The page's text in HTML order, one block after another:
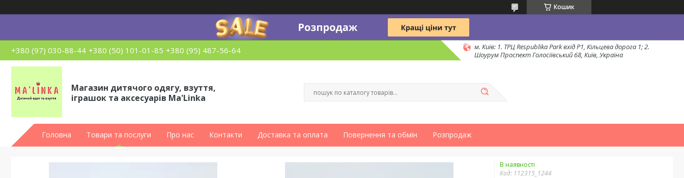
Кошик
+380 (97) 030-88-44 +380 (50) 101-01-85 +380 (95) 487-56-64
м. Київ: 1. ТРЦ Respublika Park вхід P1, Кільцева дорога 1; 2.
Шоурум Проспект Голосіївський 68, Київ, Україна
Магазин дитячого одягу, взуття,
іграшок та аксесуарів Ma'Linka
Головна Товари та послуги Про нас Контакти Доставка та оплата Повернення та обмін Розпродаж
В наявності
Код: 112315_1244